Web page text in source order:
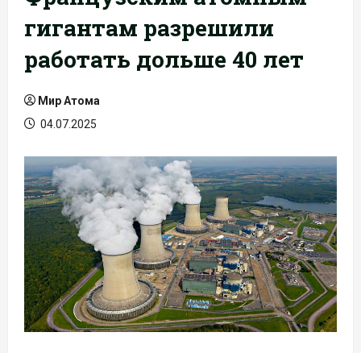
гигантам разрешили
работать дольше 40 лет
Мир Атома
04.07.2025